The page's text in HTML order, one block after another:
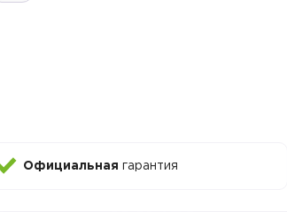
Официальная гарантия